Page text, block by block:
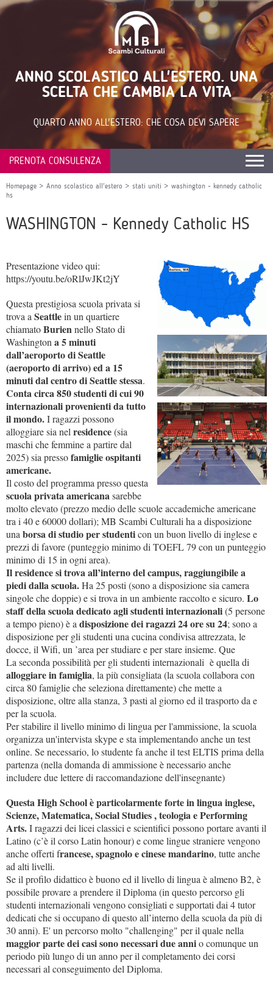
ANNO SCOLASTICO ALL'ESTERO. UNA
SCELTA CHE CAMBIA LA VITA
QUARTO ANNO ALL'ESTERO: CHE COSA DEVI SAPERE
PRENOTA CONSULENZA
Homepage > Anno scolastico all'estero > stati uniti > washington - kennedy catholic
hs
WASHINGTON - Kennedy Catholic HS
Presentazione video qui:
https://youtu.be/oRlJwJKt2jY
Questa prestigiosa scuola privata si
trova a Seattlein un quartiere
chiamatoBuriennello Stato di
Washington a 5 minuti
dall’aeroporto di Seattle
(aeroporto di arrivo) ed a 15
minuti dal centro di Seattle stessa.
Conta circa 850 studenti di cui 90
internazionali provenienti da tutto
il mondo.I ragazzi possono
alloggiare sia nel residence(sia
maschi che femmine a partire dal
2025) sia pressofamiglie ospitanti
americane.
Il costo del programma presso questa
scuola privata americanasarebbe
molto elevato (prezzo medio delle scuole accademiche americane
tra i 40 e 60000 dollari); MB Scambi Culturali ha a disposizione
una borsa di studio per studenticon un buon livello di inglese e
prezzi di favore (punteggio minimo di TOEFL 79 con un punteggio
minimo di 15 in ogni area).
Il residence si trova all’interno del campus, raggiungibile a
piedi dalla scuola.Ha 25 posti (sono a disposizione sia camera
singole che doppie) e si trova in un ambiente raccolto e sicuro. Lo
staff della scuola dedicato agli studenti internazionali(5 persone
a tempo pieno) è a disposizione dei ragazzi 24 ore su 24; sono a
disposizione per gli studenti una cucina condivisa attrezzata, le
docce, il Wifi, un ’area per studiare e per stare insieme. Que
La seconda possibilità per gli studenti internazionali è quella di
alloggiare in famiglia, la più consigliata (la scuola collabora con
circa 80 famiglie che seleziona direttamente) che mette a
disposizione, oltre alla stanza, 3 pasti al giorno ed il trasporto da e
per la scuola.
Per stabilire il livello minimo di lingua per l'ammissione, la scuola
organizza un'intervista skype e sta implementando anche un test
online. Se necessario, lo studente fa anche il test ELTIS prima della
partenza (nella domanda di ammissione è necessario anche
includere due lettere di raccomandazione dell'insegnante)
Questa High School è particolarmente forte in lingua inglese,
Scienze, Matematica, Social Studies , teologia e Performing
Arts.I ragazzi dei licei classici e scientifici possono portare avanti il
Latino (c’è il corso Latin honour) e come lingue straniere vengono
anche offerti francese, spagnolo e cinese mandarino, tutte anche
ad alti livelli.
Se il profilo didattico è buono ed il livello di lingua è almeno B2, è
possibile provare a prendere il Diploma (in questo percorso gli
studenti internazionali vengono consigliati e supportati dai 4 tutor
dedicati che si occupano di questo all’interno della scuola da più di
30 anni). E' un percorso molto "challenging" per il quale nella
maggior parte dei casi sono necessari due annio comunque un
periodo più lungo di un anno per il completamento dei corsi
necessari al conseguimento del Diploma.